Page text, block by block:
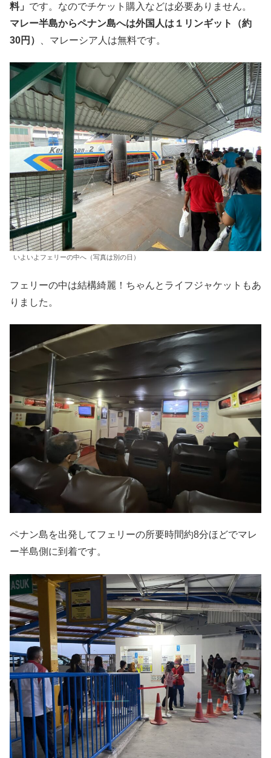
料」 です。なのでチケット購入などは必要ありません。
マレー半島からペナン島へは外国人は１リンギット（約
30円）
、マレーシア人は無料です。
いよいよフェリーの中へ（写真は別の日）
フェリーの中は結構綺麗！ちゃんとライフジャケットもあ
りました。
ペナン島を出発してフェリーの所要時間約8分ほどでマレ
ー半島側に到着です。